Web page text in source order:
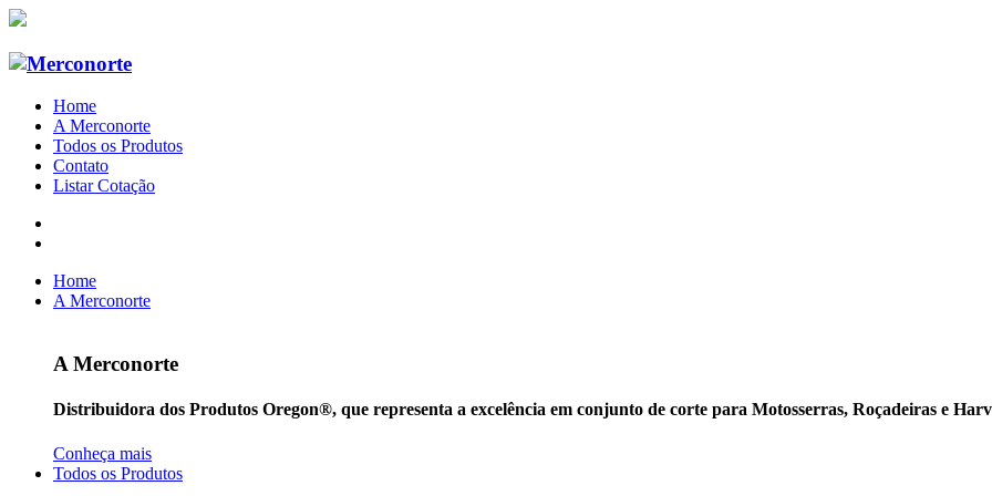
Home
A Merconorte
Todos os Produtos
Contato
Listar Cotação
Home
A Merconorte
A Merconorte
Distribuidora dos Produtos Oregon®, que representa a excelência em conjunto de corte para Motosserras, Roçadeiras e
Conheça mais
Todos os Produtos